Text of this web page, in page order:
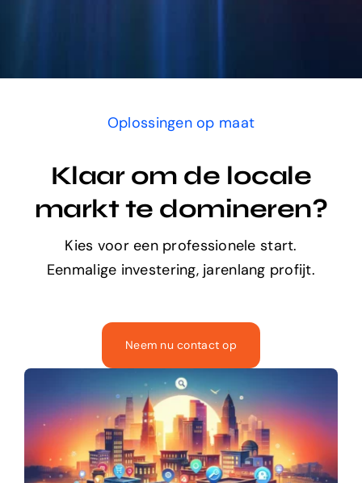
Oplossingen op maat
Klaar om de locale
markt te domineren?
Kies voor een professionele start.
Eenmalige investering, jarenlang profijt.
Neem nu contact op